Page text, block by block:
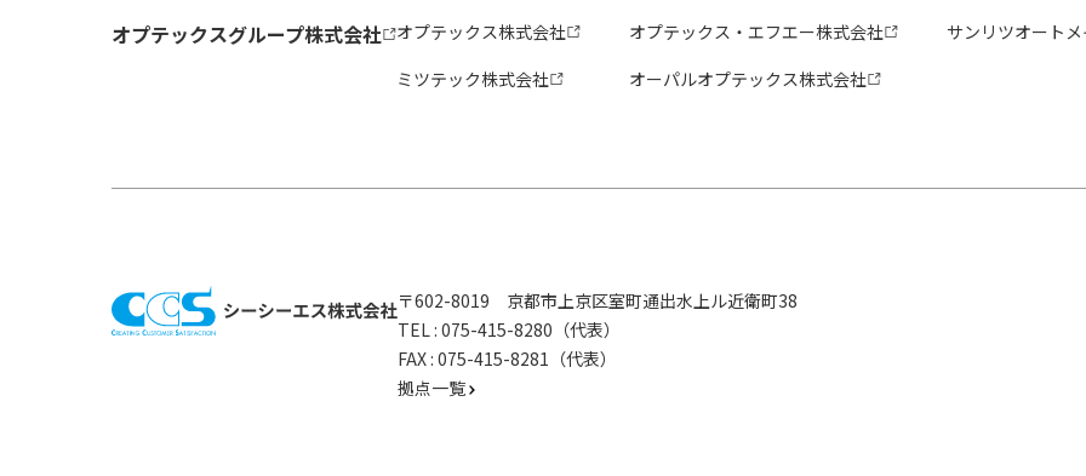
オプテックスグループ株式会社 オプテックス株式会社 オプテックス・エフエー株式会社
サンリツオート
ミツテック株式会社
オーパルオプテックス株式会社
〒602-8019 京都市上京区室町通出水上ル近衛町38
TEL : 075-415-8280（代表）
FAX : 075-415-8281（代表）
拠点一覧